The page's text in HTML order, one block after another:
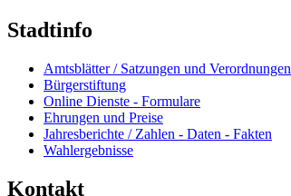
Stadtinfo
Amtsblätter / Satzungen und Verordnungen
Bürgerstiftung
Online Dienste - Formulare
Ehrungen und Preise
Jahresberichte / Zahlen - Daten - Fakten
Wahlergebnisse
Kontakt